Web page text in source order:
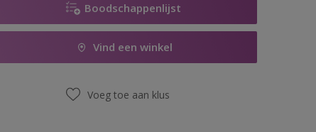
Boodschappenlijst
Vind een winkel
Voeg toe aan klus